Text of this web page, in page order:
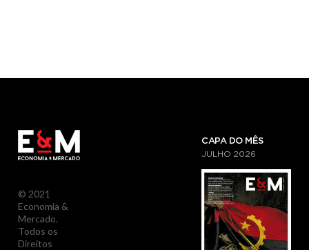
© 2021
Economia &
Mercado.
Todos os
Direitos
CAPA DO MÊS
JULHO 2026